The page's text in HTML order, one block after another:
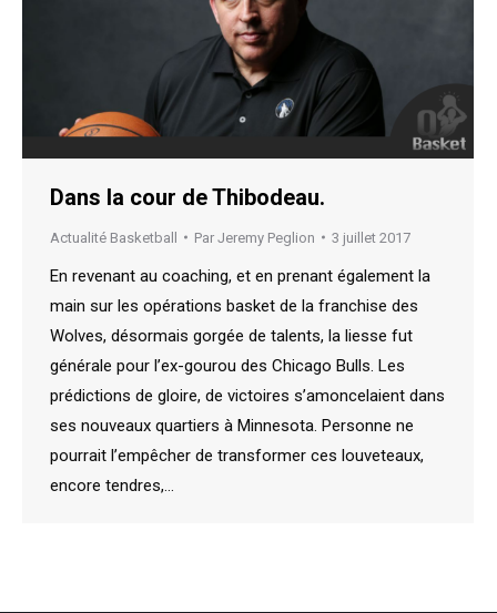
Dans la cour de Thibodeau.
Actualité Basketball Par Jeremy Peglion 3 juillet 2017
En revenant au coaching, et en prenant également la
main sur les opérations basket de la franchise des
Wolves, désormais gorgée de talents, la liesse fut
générale pour l’ex-gourou des Chicago Bulls. Les
prédictions de gloire, de victoires s’amoncelaient dans
ses nouveaux quartiers à Minnesota. Personne ne
pourrait l’empêcher de transformer ces louveteaux,
encore tendres,…